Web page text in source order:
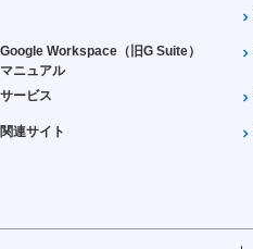
Google Workspace（旧G Suite）
マニュアル
サービス
関連サイト